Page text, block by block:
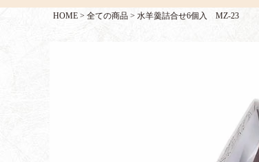
HOME 全ての商品 水羊羹詰合せ6個入 MZ-23